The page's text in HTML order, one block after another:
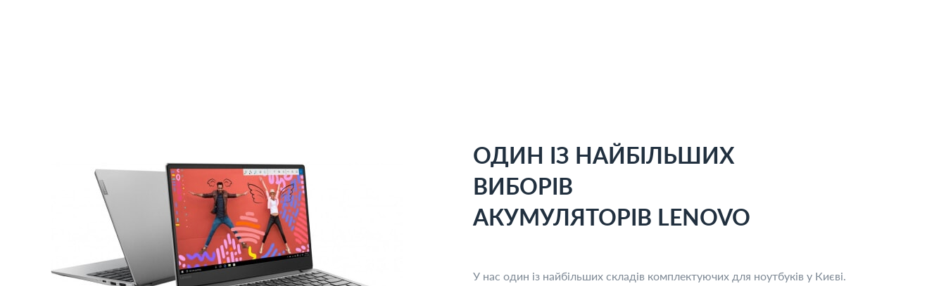
ОДИН ІЗ НАЙБІЛЬШИХ
ВИБОРІВ
АКУМУЛЯТОРІВ LENOVO
У нас один із найбільших складів комплектуючих для ноутбуків у Києві.